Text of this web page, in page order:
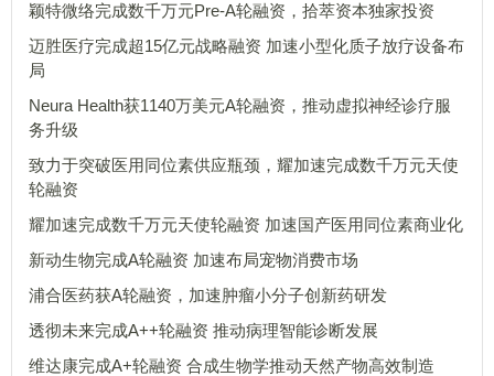
颖特微络完成数千万元Pre-A轮融资，拾萃资本独家投资
迈胜医疗完成超15亿元战略融资 加速小型化质子放疗设备布
局
Neura Health获1140万美元A轮融资，推动虚拟神经诊疗服
务升级
致力于突破医用同位素供应瓶颈，耀加速完成数千万元天使
轮融资
耀加速完成数千万元天使轮融资 加速国产医用同位素商业化
新动生物完成A轮融资 加速布局宠物消费市场
浦合医药获A轮融资，加速肿瘤小分子创新药研发
透彻未来完成A++轮融资 推动病理智能诊断发展
维达康完成A+轮融资 合成生物学推动天然产物高效制造